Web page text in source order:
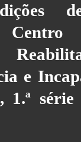
e
1.ª